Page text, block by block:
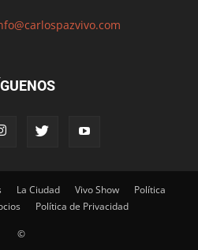
La Ciudad Vivo Show
Política
Política de Privacidad
©